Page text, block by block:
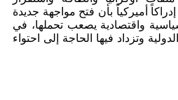
أميركياً بأن فتح مواجهة جديدة
واقتصادية يصعب تحملها، في
وتزداد فيها الحاجة إلى احتواء